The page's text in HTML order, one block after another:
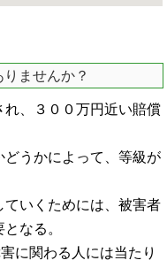
ませんか？
れ、３００万円近い賠償
うかによって、等級が
いくためには、被害者
なる。
に関わる人には当たり